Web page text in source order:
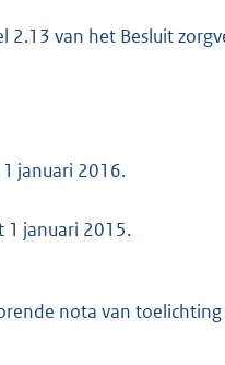
van het Besluit
januari 2016.
1 januari 2015.
nota van